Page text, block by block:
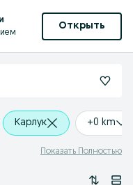
Открыть
Карлук +0 km
Показать Полностью